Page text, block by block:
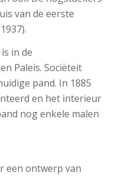
van de eerste
in de
Paleis. Sociëteit
pand. In 1885
en het interieur
nog enkele malen
een ontwerp van